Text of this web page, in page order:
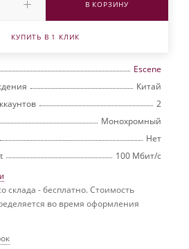
В КОРЗИНУ
КУПИТЬ В 1 КЛИК
Escene
Китай
2
Монохромный
Нет
100 Мбит/с
склада - бесплатно. Стоимость
во время оформления